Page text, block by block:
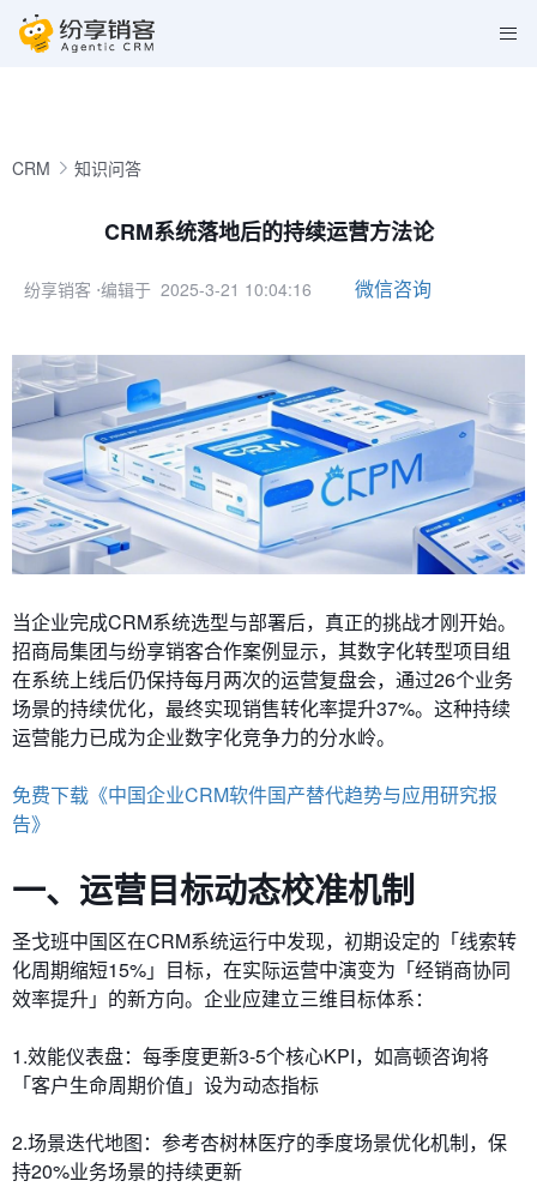
CRM 知识问答
CRM系统落地后的持续运营方法论
纷享销客 ⋅编辑于 2025-3-21 10:04:16 微信咨询
当企业完成CRM系统选型与部署后，真正的挑战才刚开始。
招商局集团与纷享销客合作案例显示，其数字化转型项目组
在系统上线后仍保持每月两次的运营复盘会，通过26个业务
场景的持续优化，最终实现销售转化率提升37%。这种持续
运营能力已成为企业数字化竞争力的分水岭。
免费下载《中国企业CRM软件国产替代趋势与应用研究报
告》
一、运营目标动态校准机制
圣戈班中国区在CRM系统运行中发现，初期设定的「线索转
化周期缩短15%」目标，在实际运营中演变为「经销商协同
效率提升」的新方向。企业应建立三维目标体系：
1.效能仪表盘：每季度更新3-5个核心KPI，如高顿咨询将
「客户生命周期价值」设为动态指标
2.场景迭代地图：参考杏树林医疗的季度场景优化机制，保
持20%业务场景的持续更新